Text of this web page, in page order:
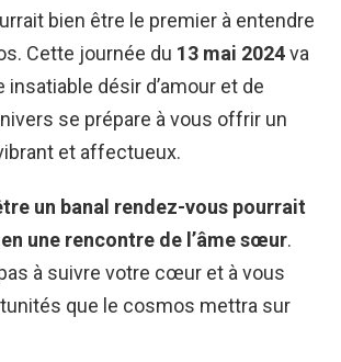
bien être le premier à entendre
Cette journée du 13 mai 2024va
désir d’amour et de
se prépare à vous offrir un
et affectueux.
un banal rendez-vous pourrait
une rencontre de l’âme sœur.
à suivre votre cœur et à vous
que le cosmos mettra sur